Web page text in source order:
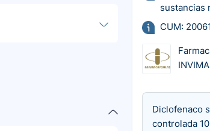
sustancias
CUM:
Diclofenaco
controlada